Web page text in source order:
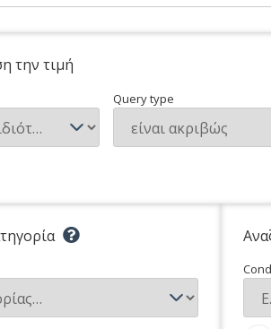
την τιμή
Query type